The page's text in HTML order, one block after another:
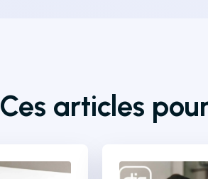
Ces articles